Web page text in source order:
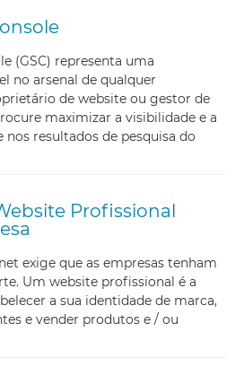
(GSC) representa uma
no arsenal de qualquer
de website ou gestor de
maximizar a visibilidade e a
resultados de pesquisa do
Profissional
exige que as empresas tenham
Um website profissional é a
a sua identidade de marca,
e vender produtos e / ou